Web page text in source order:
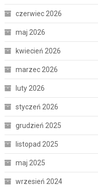
czerwiec 2026
maj 2026
kwiecień 2026
marzec 2026
luty 2026
styczeń 2026
grudzień 2025
listopad 2025
maj 2025
wrzesień 2024